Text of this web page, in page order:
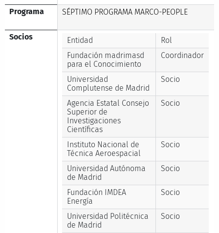
Programa SÉPTIMO PROGRAMA MARCO-PEOPLE
Socios Entidad
Rol
Fundación madrimasd
para el Conocimiento
Coordinador
Universidad
Complutense de Madrid
Socio
Agencia Estatal Consejo
Superior de
Investigaciones
Científicas
Socio
Instituto Nacional de
Técnica Aeroespacial
Socio
Universidad Autónoma
de Madrid
Socio
Fundación IMDEA
Energía
Socio
Universidad Politécnica
de Madrid
Socio